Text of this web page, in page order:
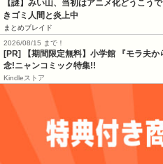
【謎】みい山、当初はアニメ化どうこう
きゴミ人間と炎上中
まとめブレイド
2026/08/15 まで！
[PR] 【期間限定無料】小学館 『モラ夫
念!ニャンコミック特集!!
Kindleストア